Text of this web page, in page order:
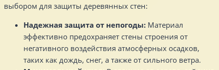
выбором для защиты деревянных стен:
Надежная защита от непогоды: Материал
эффективно предохраняет стены строения от
негативного воздействия атмосферных осадков,
таких как дождь, снег, а также от сильного ветра.